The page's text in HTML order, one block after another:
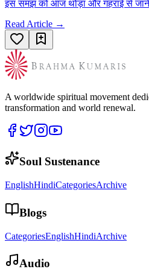
इस समझ को आज थोड़ा और गहराई से
Read Article →
A worldwide spiritual movement
transformation and world renewal.
Soul Sustenance
EnglishHindiCategoriesArchive
Blogs
CategoriesEnglishHindiArchive
Audio